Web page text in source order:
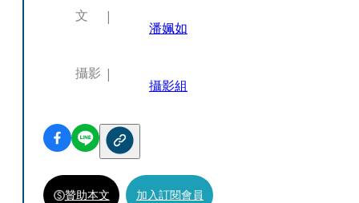
文
潘姵如
攝影
攝影組
贊助本文 加入訂閱會員